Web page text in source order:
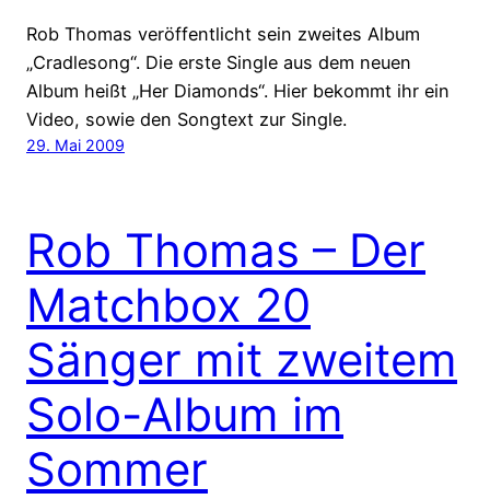
Rob Thomas veröffentlicht sein zweites Album
„Cradlesong“. Die erste Single aus dem neuen
Album heißt „Her Diamonds“. Hier bekommt ihr ein
Video, sowie den Songtext zur Single.
29. Mai 2009
Rob Thomas – Der
Matchbox 20
Sänger mit zweitem
Solo-Album im
Sommer